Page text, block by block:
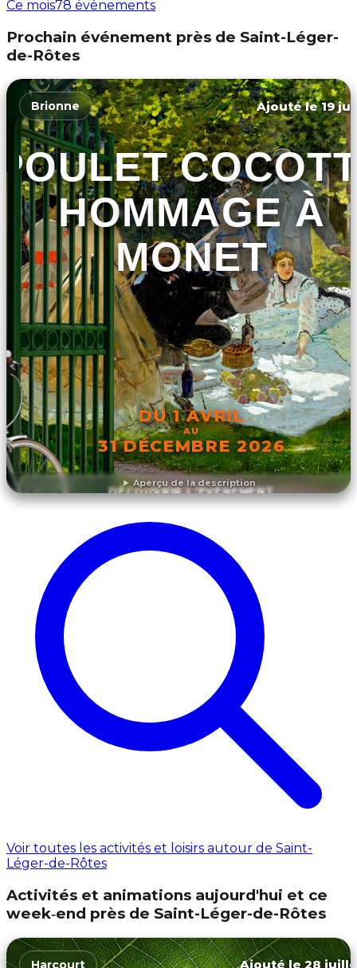
Ce mois78 événements
Prochain événement près de Saint-Léger-
de-Rôtes
Aperçu de la description
Brionne Ajouté le 19
HOMMAGE À
MONET
DU 1 AVRIL
AU
31 DÉCEMBRE 2026
DÉCOUVRIR L'ÉVÉNEMENT
Voir toutes les activités et loisirs autour de Saint-
Léger-de-Rôtes
Activités et animations aujourd'hui et ce
week‑end près de Saint-Léger-de-Rôtes
Harcourt Ajouté le 28